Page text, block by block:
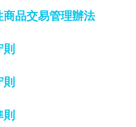
商品交易管理辦法
則
則
則